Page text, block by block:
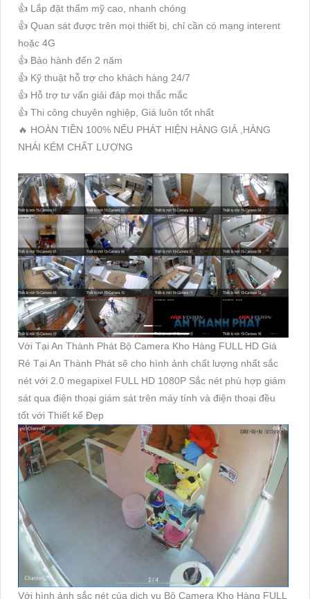
👍 Lắp đặt thẩm mỹ cao, nhanh chóng
👍 Quan sát được trên mọi thiết bị, chỉ cần có mạng interent
hoặc 4G
👍 Bảo hành đến 2 năm
👍 Kỹ thuật hỗ trợ cho khách hàng 24/7
👍 Hỗ trợ tư vấn giải đáp mọi thắc mắc
👍 Thi công chuyên nghiệp, Giá luôn tốt nhất
🔥 HOÀN TIỀN 100% NẾU PHÁT HIỆN HÀNG GIẢ ,HÀNG
NHÁI KÉM CHẤT LƯỢNG
Với Tại An Thành Phát Bộ Camera Kho Hàng FULL HD Giá
Rẻ Tại An Thành Phát sẽ cho hình ảnh chất lượng nhất sắc
nét với 2.0 megapixel FULL HD 1080P Sắc nét phù hợp giám
sát qua điện thoại giám sát trên máy tính và điện thoại đều
tốt với Thiết kế Đẹp
Với hình ảnh sắc nét của dịch vụ Bộ Camera Kho Hàng FULL